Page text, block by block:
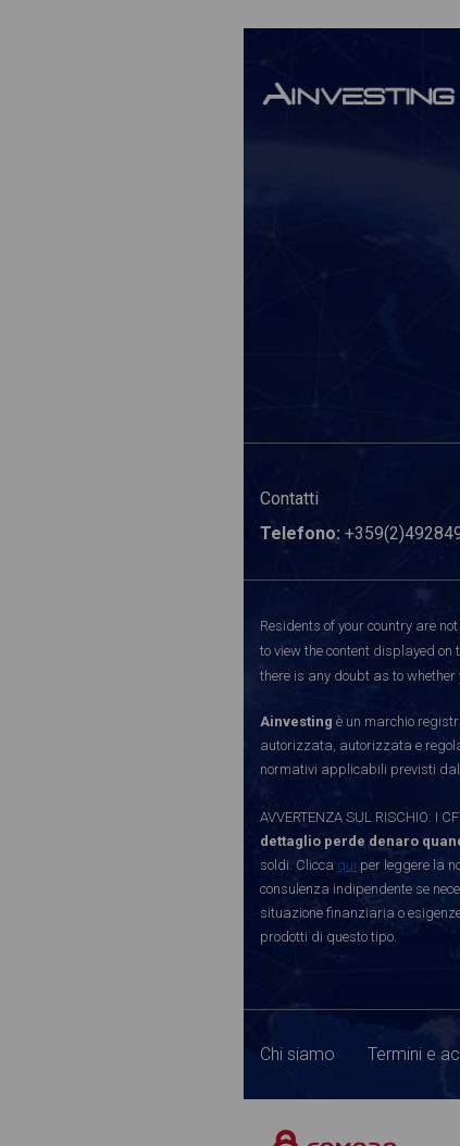
Contatti
Telefono:
Residents of your country are
to view the content displayed
there is any doubt as to
Ainvesting è un marchio
autorizzata, autorizzata e
normativi applicabili previsti
AVVERTENZA SUL RISCHIO: I
dettaglio perde denaro
soldi. Clicca qui per leggere la
consulenza indipendente se
situazione finanziaria o
prodotti di questo tipo.
Chi siamo Termini e